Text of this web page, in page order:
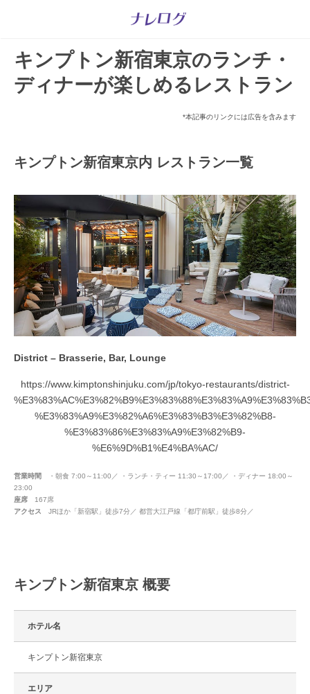
キンプトン新宿東京のランチ・
ディナーが楽しめるレストラン
*本記事のリンクには広告を含みます
キンプトン新宿東京内 レストラン一覧
District – Brasserie, Bar, Lounge
https://www.kimptonshinjuku.com/jp/tokyo-restaurants/district-
%E3%83%A9%E3%82%A6%E3%83%B3%E3%82%B8-
%E3%83%86%E3%83%A9%E3%82%B9-
%E6%9D%B1%E4%BA%AC/
営業時間 ・朝食 7:00～11:00／ ・ランチ・ティー 11:30～17:00／ ・ディナー 18:00～
23:00
座席 167席
アクセス JRほか「新宿駅」徒歩7分／ 都営大江戸線「都庁前駅」徒歩8分／
キンプトン新宿東京 概要
ホテル名
キンプトン新宿東京
エリア